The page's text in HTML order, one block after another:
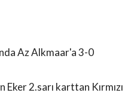
Az Alkmaar'a 3-0
Eker 2.sarı karttan Kırmızı